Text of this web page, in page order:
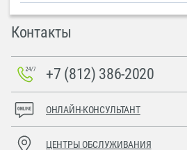
Контакты
+7 (812) 386-2020
ОНЛАЙН-КОНСУЛЬТАНТ
ЦЕНТРЫ ОБСЛУЖИВАНИЯ